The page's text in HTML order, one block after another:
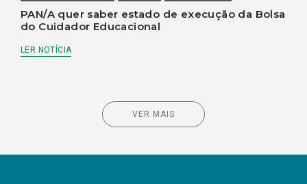
PAN/A quer saber estado de execução da Bolsa
do Cuidador Educacional
LER NOTÍCIA
VER MAIS